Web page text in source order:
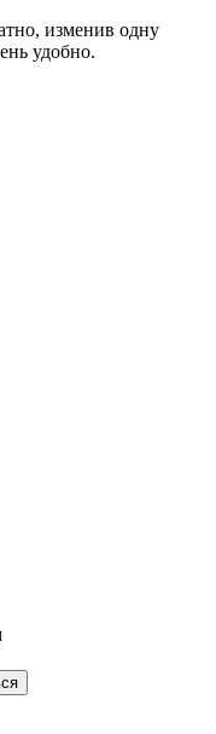
изменив одну
удобно.